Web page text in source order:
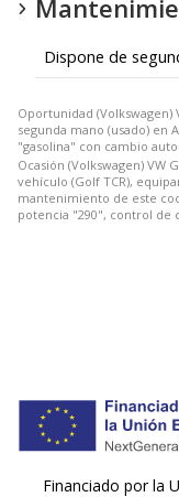
Dispone de
Oportunidad (Volkswagen)
segunda mano (usado)
"gasolina" con cambio
Ocasión (Volkswagen) VW
vehículo (Golf TCR),
mantenimiento de este
potencia "290", control de
Financiado por la